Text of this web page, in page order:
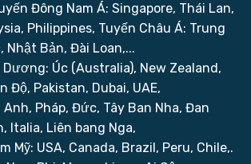
Đông Nam Á: Singapore, Thái Lan,
Philippines, Tuyến Châu Á: Trung
Nhật Bản, Đài Loan,...
Úc (Australia), New Zealand,
Độ, Pakistan, Dubai, UAE,
Pháp, Đức, Tây Ban Nha, Đan
Italia, Liên bang Nga,
Mỹ: USA, Canada, Brazil, Peru, Chile,.